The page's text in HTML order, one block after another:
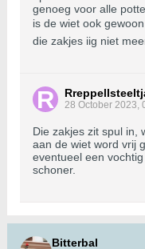
genoeg voor alle
is de wiet ook gewoon
die zakjes iig niet
28 October 2023,
Die zakjes zit spul in,
aan de wiet word vrij
eventueel een
schoner.
Bitterbal